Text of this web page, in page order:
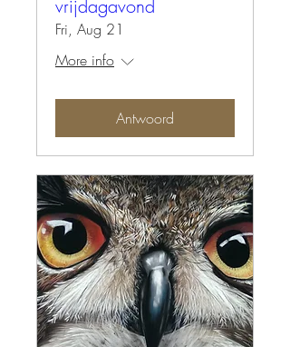
vrijdagavond
Fri, Aug 21
More info
Antwoord